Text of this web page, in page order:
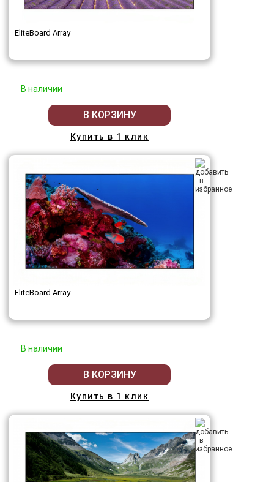
EliteBoard Array
В наличии
В КОРЗИНУ
Купить в 1 клик
EliteBoard Array
В наличии
В КОРЗИНУ
Купить в 1 клик